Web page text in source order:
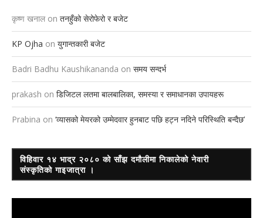
कृष्ण खनाल on तनहुँको सेरोफेरो र बजेट
KP Ojha on युगान्तकारी बजेट
Badri Badhu Kaushikananda on समय सन्दर्भ
prakash on डिजिटल लतमा बालबालिका, समस्या र समाधानका उपायहरू
Prabina on ‘व्यासको मेयरको उम्मेदवार हुनबाट पछि हट्न नदिने परिस्थिति बन्दैछ’
विहिवार १४ भाद्र २०८० को साँझ दमौलीमा निकालेको नेवारी
संस्कृतिको गाइजात्रा ।